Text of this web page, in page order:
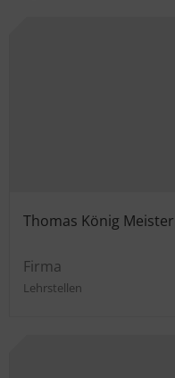
Thomas König
Firma
Lehrstellen